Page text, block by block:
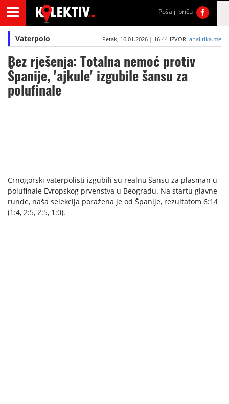
Pošalji priču
Vaterpolo Petak, 16.01.2026 | 16:44 IZVOR: analitika.me
Bez rješenja: Totalna nemoć protiv
Španije, 'ajkule' izgubile šansu za
polufinale
Crnogorski vaterpolisti izgubili su realnu šansu za plasman u
polufinale Evropskog prvenstva u Beogradu. Na startu glavne
runde, naša selekcija poražena je od Španije, rezultatom 6:14
(1:4, 2:5, 2:5, 1:0).